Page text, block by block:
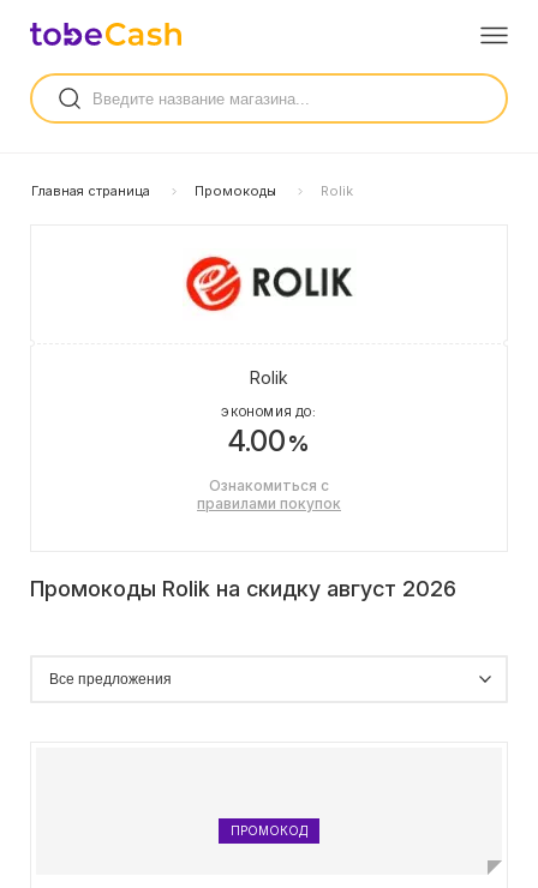
Главная страница Промокоды Rolik
Rolik
ЭКОНОМИЯ ДО:
4.00%
Ознакомиться с
правилами покупок
Промокоды Rolik на скидку август 2026
ПРОМОКОД